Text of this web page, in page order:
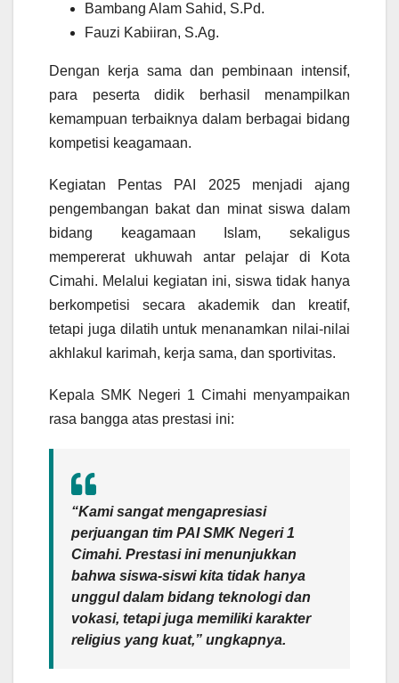
Bambang Alam Sahid, S.Pd.
Fauzi Kabiiran, S.Ag.
Dengan kerja sama dan pembinaan intensif,
para peserta didik berhasil menampilkan
kemampuan terbaiknya dalam berbagai bidang
kompetisi keagamaan.
Kegiatan Pentas PAI 2025 menjadi ajang
pengembangan bakat dan minat siswa dalam
bidang keagamaan Islam, sekaligus
mempererat ukhuwah antar pelajar di Kota
Cimahi. Melalui kegiatan ini, siswa tidak hanya
berkompetisi secara akademik dan kreatif,
tetapi juga dilatih untuk menanamkan nilai-nilai
akhlakul karimah, kerja sama, dan sportivitas.
Kepala SMK Negeri 1 Cimahi menyampaikan
rasa bangga atas prestasi ini:
“Kami sangat mengapresiasi
perjuangan tim PAI SMK Negeri 1
Cimahi. Prestasi ini menunjukkan
bahwa siswa-siswi kita tidak hanya
unggul dalam bidang teknologi dan
vokasi, tetapi juga memiliki karakter
religius yang kuat,” ungkapnya.